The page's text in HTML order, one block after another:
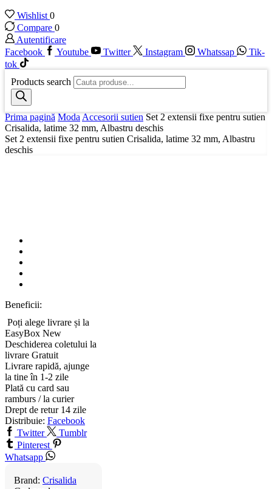
Wishlist 0
Compare 0
Autentificare
Facebook
Youtube Twitter Instagram Whatssap
Tik-
tok
Products search
Prima pagină Moda Accesorii sutien Set 2 extensii fixe pentru sutien
Crisalida, latime 32 mm, Albastru deschis
Set 2 extensii fixe pentru sutien Crisalida, latime 32 mm, Albastru
deschis
Beneficii:
Poți alege livrare și la
EasyBox New
Deschiderea coletului la
livrare Gratuit
Livrare rapidă, ajunge
la tine în 1-2 zile
Plată cu card sau
ramburs / la curier
Drept de retur 14 zile
Distribuie: Facebook
Twitter
Tumblr
Pinterest
Whatsapp
Brand: Crisalida